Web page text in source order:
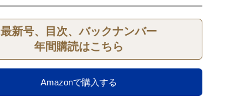
最新号、目次、バックナンバー
年間購読はこちら
Amazonで購入する